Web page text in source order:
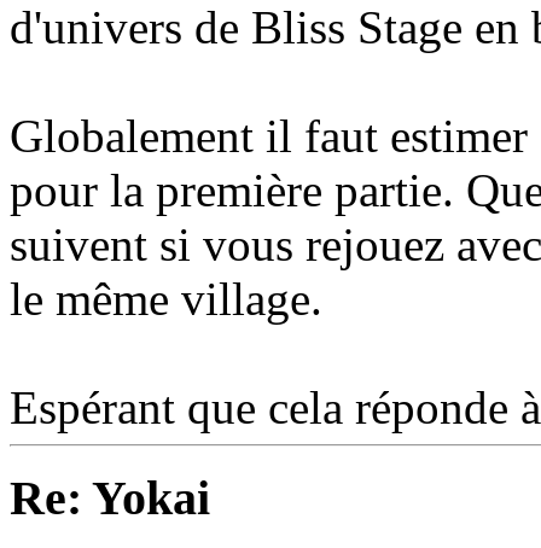
d'univers de Bliss Stage
Globalement il faut estimer
pour la première partie.
suivent si vous rejouez
le même village.
Espérant que cela réponde
Re: Yokai